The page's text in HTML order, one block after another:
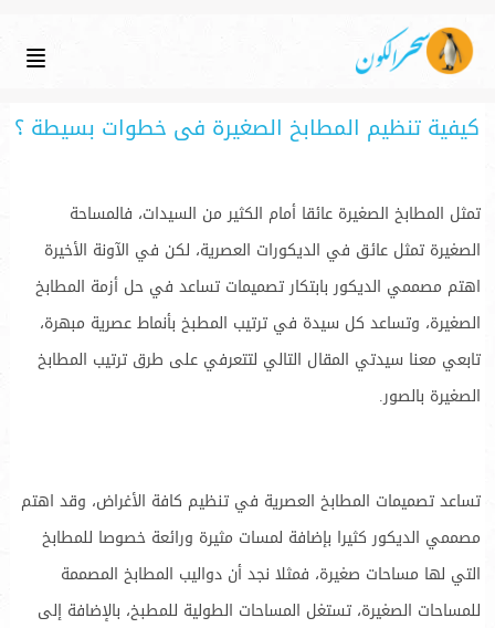
كيفية تنظيم المطابخ الصغيرة فى خطوات بسيطة ؟
تمثل المطابخ الصغيرة عائقا أمام الكثير من السيدات، فالمساحة
الصغيرة تمثل عائق في الديكورات العصرية، لكن في الآونة الأخيرة
اهتم مصممي الديكور بابتكار تصميمات تساعد في حل أزمة المطابخ
الصغيرة، وتساعد كل سيدة في ترتيب المطبخ بأنماط عصرية مبهرة،
تابعي معنا سيدتي المقال التالي لتتعرفي على طرق ترتيب المطابخ
الصغيرة بالصور.
تساعد تصميمات المطابخ العصرية في تنظيم كافة الأغراض، وقد اهتم
مصممي الديكور كثيرا بإضافة لمسات مثيرة ورائعة خصوصا للمطابخ
التي لها مساحات صغيرة، فمثلا نجد أن دواليب المطابخ المصممة
للمساحات الصغيرة، تستغل المساحات الطولية للمطبخ، بالإضافة إلى